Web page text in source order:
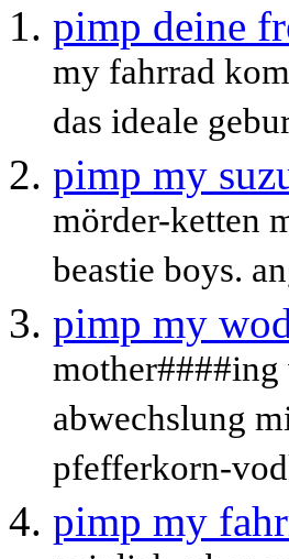
pimp deine
my fahrrad
das ideale
pimp my
mörder-ketten
beastie boys.
pimp my
mother####ing
abwechslung
pfefferkorn-
pimp my